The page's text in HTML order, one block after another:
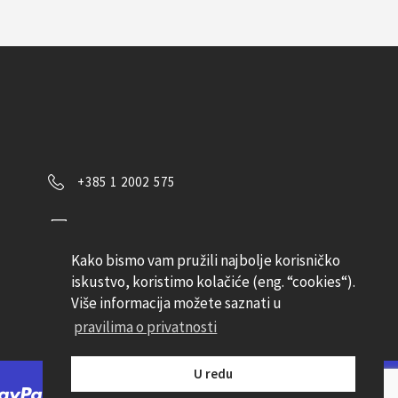
Kako bismo vam pružili najbolje korisničko
iskustvo, koristimo kolačiće (eng. “cookies“).
Više informacija možete saznati u
pravilima o privatnosti
U redu
+385 1 2002 575
Pratite nas